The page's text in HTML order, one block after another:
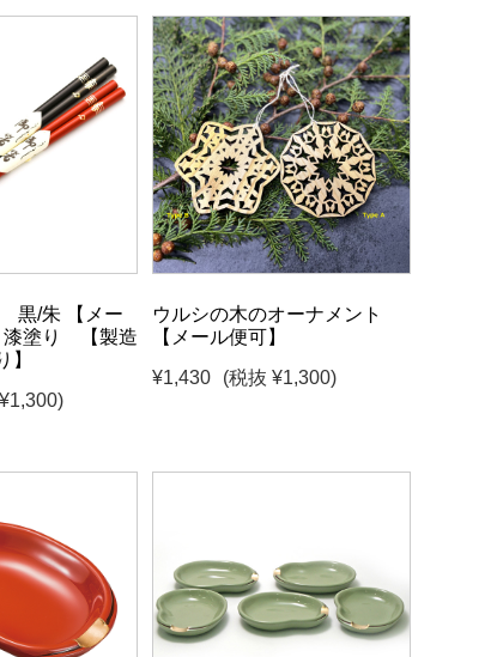
黒/朱 【メー
漆塗り 【製造
】
ウルシの木のオーナメント
【メール便可】
¥1,430
(税抜 ¥1,300)